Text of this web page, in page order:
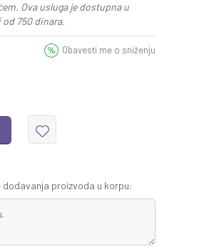
Ova usluga je dostupna u
od 750 dinara.
Obavesti me o sniženju
proizvoda u korpu: